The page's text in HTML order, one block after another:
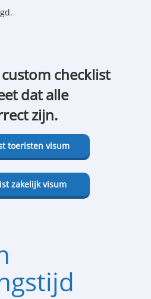
checklist
dat alle
zijn.
toeristen visum
zakelijk visum